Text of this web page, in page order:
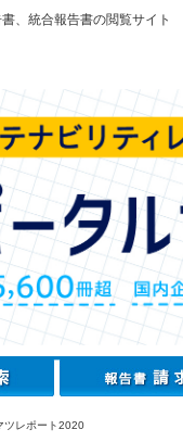
、統合報告書の閲覧サイト
ツレポート2020